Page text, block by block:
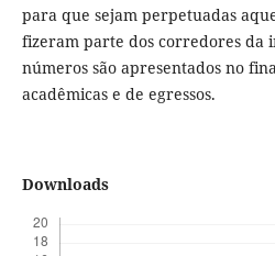
para que sejam perpetuadas
fizeram parte dos corredores da
números são apresentados no
acadêmicas e de egressos.
Downloads